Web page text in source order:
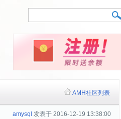
AMH社区列表
amysql 发表于 2016-12-19 13:38:00